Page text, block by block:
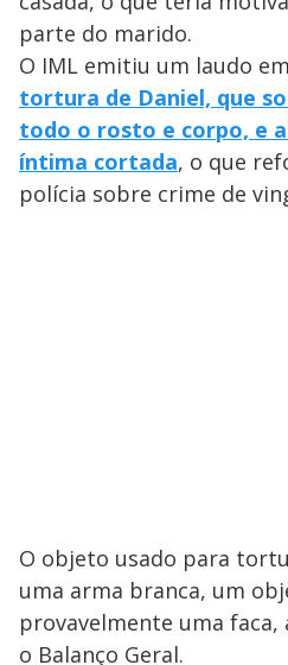
parte do marido.
O IML emitiu um laudo
tortura de Daniel, que
todo o rosto e corpo, e
íntima cortada, o que
polícia sobre crime de
O objeto usado para
uma arma branca, um
provavelmente uma faca,
o Balanço Geral.